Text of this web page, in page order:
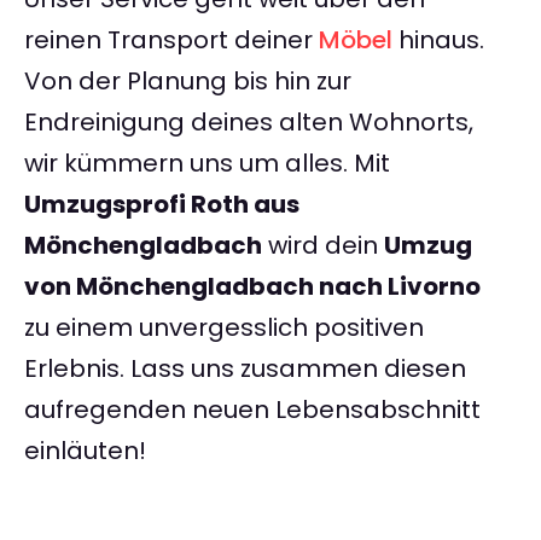
reinen Transport deiner Möbel hinaus.
Von der Planung bis hin zur
Endreinigung deines alten Wohnorts,
wir kümmern uns um alles. Mit
Umzugsprofi Roth aus
Mönchengladbach wird dein Umzug
von Mönchengladbach nach Livorno
zu einem unvergesslich positiven
Erlebnis. Lass uns zusammen diesen
aufregenden neuen Lebensabschnitt
einläuten!